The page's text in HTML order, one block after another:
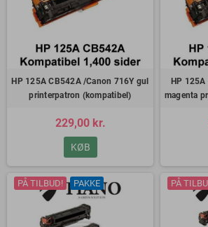
HP 125A CB542A /Canon 716Y gul
printerpatron (kompatibel)
229,00 kr.
KØB
HP
magenta
PÅ TILBUD! PAKKE PÅ